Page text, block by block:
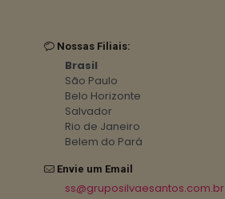
Nossas Filiais:
Brasil
São Paulo
Belo Horizonte
Salvador
Rio de Janeiro
Belem do Pará
Envie um Email
ss@gruposilvaesantos.com.br